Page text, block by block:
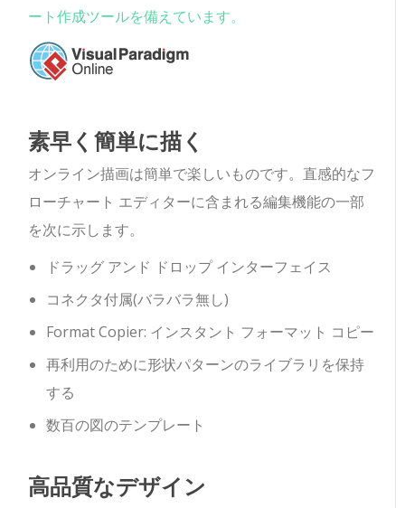
ート作成ツールを備えています。
素早く簡単に描く
オンライン描画は簡単で楽しいものです。直感的なフ
ローチャート エディターに含まれる編集機能の一部
を次に示します。
ドラッグ アンド ドロップ インターフェイス
コネクタ付属(バラバラ無し)
Format Copier: インスタント フォーマット コピー
再利用のために形状パターンのライブラリを保持
する
数百の図のテンプレート
高品質なデザイン